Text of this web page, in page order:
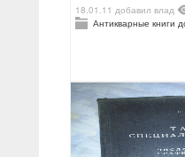
18.01.11 добавил влад
Антикварные книги